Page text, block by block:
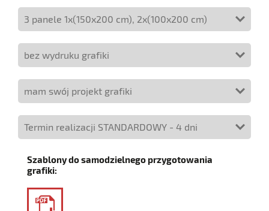
Szablony do samodzielnego przygotowania
grafiki: